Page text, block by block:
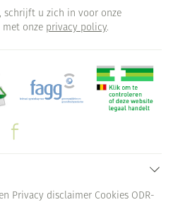
schrijft u zich in voor onze
met onze privacy policy.
Privacy disclaimer Cookies ODR-